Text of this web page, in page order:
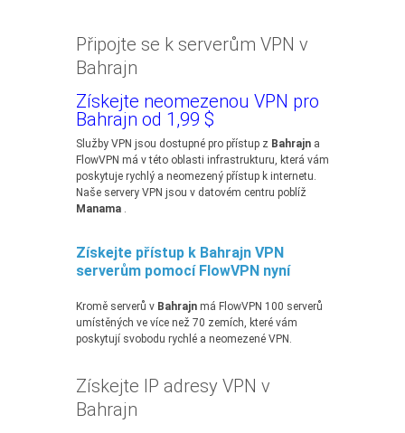
Připojte se k serverům VPN v
Bahrajn
Získejte neomezenou VPN pro
Bahrajn od 1,99 $
Služby VPN jsou dostupné pro přístup z Bahrajn a
FlowVPN má v této oblasti infrastrukturu, která vám
poskytuje rychlý a neomezený přístup k internetu.
Naše servery VPN jsou v datovém centru poblíž
Manama .
Získejte přístup k Bahrajn VPN
serverům pomocí FlowVPN nyní
Kromě serverů v Bahrajn má FlowVPN 100 serverů
umístěných ve více než 70 zemích, které vám
poskytují svobodu rychlé a neomezené VPN.
Získejte IP adresy VPN v
Bahrajn